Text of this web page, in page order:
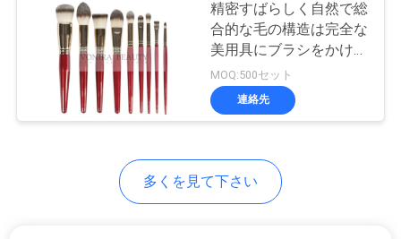
精密すばらしく自然で総
合的な毛の構造は完全な
美用具にブラシをかけま
す
MOQ:500セット
連絡先
多くを見て下さい